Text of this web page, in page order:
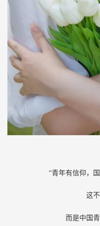
“青年有信仰，
这
而是中国